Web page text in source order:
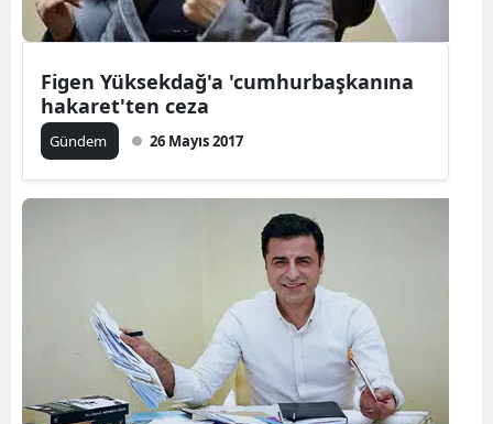
Figen Yüksekdağ'a 'cumhurbaşkanına
hakaret'ten ceza
Gündem 26 Mayıs 2017